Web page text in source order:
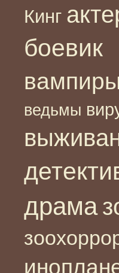
Кинг
боевик
ведьмы
драма